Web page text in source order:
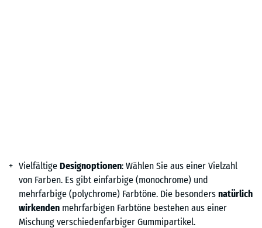
Vielfältige Designoptionen: Wählen Sie aus einer Vielzahl
von Farben. Es gibt einfarbige (monochrome) und
mehrfarbige (polychrome) Farbtöne. Die besonders natürlich
wirkenden mehrfarbigen Farbtöne bestehen aus einer
Mischung verschiedenfarbiger Gummipartikel.